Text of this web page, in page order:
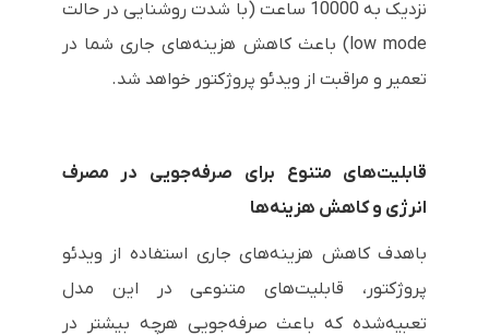
نزدیک به 10000 ساعت (با شدت روشنایی در حالت
low mode) باعث کاهش هزینه‌های جاری شما در
تعمیر و مراقبت از ویدئو پروژکتور خواهد شد.
قابلیت‌های متنوع برای صرفه‌جویی در مصرف
انرژی و کاهش هزینه‌ها
باهدف کاهش هزینه‌های جاری استفاده از ویدئو
پروژکتور، قابلیت‌های متنوعی در این مدل
تعبیه‌شده که باعث صرفه‌جویی هرچه بیشتر در